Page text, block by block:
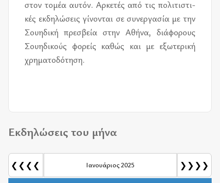
στον το­μέα αυ­τόν. Αρκε­τές από τις πο­λι­τι­στι­
κές εκ­δη­λώ­σεις γί­νο­νται σε συ­νερ­γα­σία με την
Σου­η­δι­κή πρε­σβεία στην Αθήνα, διά­φο­ρους
Σου­η­δι­κούς φο­ρείς κα­θώς και με εξω­τε­ρι­κή
χρη­μα­το­δό­τη­ση.
Εκδηλώσεις του μήνα
❮❮❮❮ Ιανουάριος 2025 ❯❯❯❯